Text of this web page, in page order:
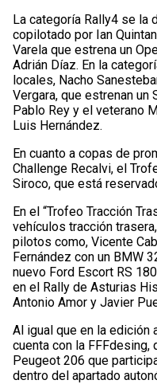
La categoría Rally4 se la
copilotado por Ian
Varela que estrena un
Adrián Díaz. En la
locales, Nacho
Vergara, que estrenan
Pablo Rey y el veterano
Luis Hernández.
En cuanto a copas de
Challenge Recalvi, el
Siroco, que está
En el “Trofeo Tracción
vehículos tracción
pilotos como, Vicente
Fernández con un BMW
nuevo Ford Escort RS
en el Rally de Asturias
Antonio Amor y Javier
Al igual que en la edición
cuenta con la
Peugeot 206 que
dentro del apartado